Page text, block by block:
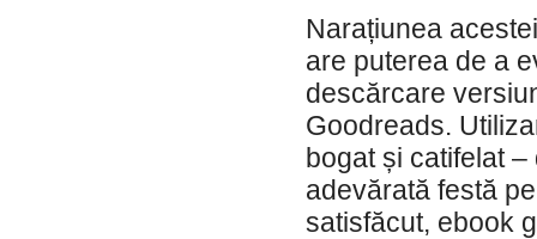
Narațiunea
are puterea de a
descărcare
Goodreads.
bogat și catifelat
adevărată festă
satisfăcut, ebook